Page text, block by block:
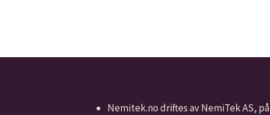
Nemitek.no driftes av NemiTek AS, på